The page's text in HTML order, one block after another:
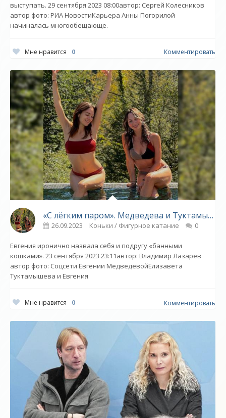
выступать. 29 сентября 2023 08:00автор: Сергей Колесников
автор фото: РИА НовостиКарьера Анны Погорилой
начиналась многообещающе.
Мне нравится 0 Комментировать
«С лёгким паром». Медведева и Туктамышева порадовали поклонников сексуальным фото - «Фигурное катание»
26.09.2023 Коньки / Фигурное катание 0
Евгения иронично назвала себя и подругу «банными
кошками». 23 сентября 2023 23:11автор: Владимир Лазарев
автор фото: Соцсети Евгении МедведевойЕлизавета
Туктамышева и Евгения
Мне нравится 0 Комментировать